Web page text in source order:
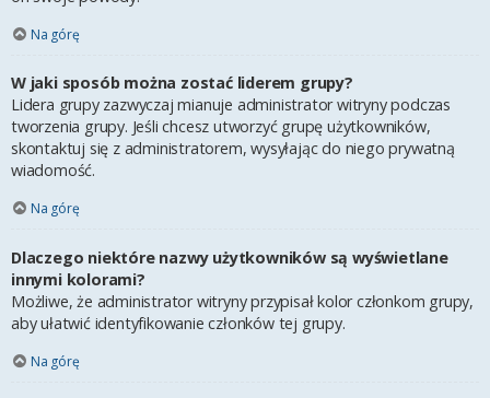
Na górę
W jaki sposób można zostać liderem grupy?
Lidera grupy zazwyczaj mianuje administrator witryny podczas
tworzenia grupy. Jeśli chcesz utworzyć grupę użytkowników,
skontaktuj się z administratorem, wysyłając do niego prywatną
wiadomość.
Na górę
Dlaczego niektóre nazwy użytkowników są wyświetlane
innymi kolorami?
Możliwe, że administrator witryny przypisał kolor członkom grupy,
aby ułatwić identyfikowanie członków tej grupy.
Na górę